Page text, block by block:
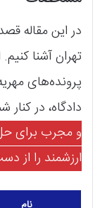
در این مقاله
تهران آشنا
پرونده‌های
دادگاه، در
و مجرب برای
ارزشمند را از